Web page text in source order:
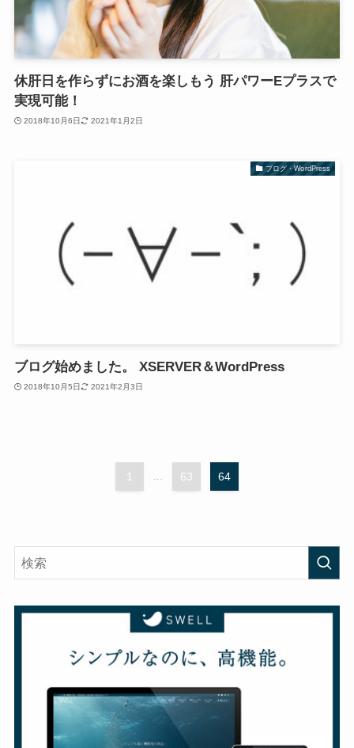
休肝日を作らずにお酒を楽しもう 肝パワーEプラスで
実現可能！
2018年10月6日 2021年1月2日
ブログ・WordPress
ブログ始めました。 XSERVER＆WordPress
2018年10月5日 2021年2月3日
1 63 64